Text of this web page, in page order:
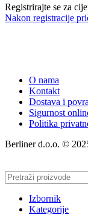
Registrirajte se za
Nakon registracije
O nama
Kontakt
Dostava i
Sigurnost
Politika
Berliner d.o.o. ©
Izbornik
Kategorije